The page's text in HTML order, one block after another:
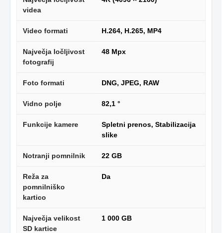
videa
Video formati H.264, H.265, MP4
Največja ločljivost
fotografij
48 Mpx
Foto formati DNG, JPEG, RAW
Vidno polje 82,1 °
Funkcije kamere
Spletni prenos, Stabilizacija
slike
Notranji pomnilnik 22 GB
Reža za
pomnilniško
kartico
Da
Največja velikost
SD kartice
1 000 GB